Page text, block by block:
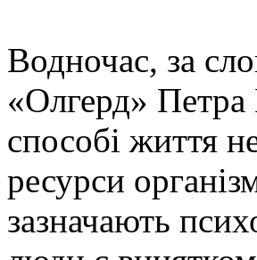
Водночас, за
«Олгерд»
способі життя
ресурси
зазначають